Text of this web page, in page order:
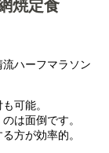
焼定食
ハーフマラソン
可能。
は面倒です。
方が効率的。